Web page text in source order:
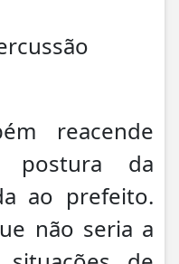
reacende
postura da
ao prefeito.
não seria a